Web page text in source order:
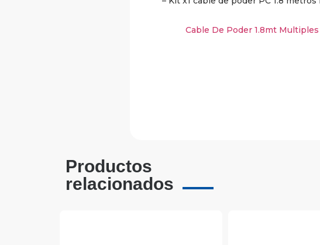
Cable De Poder 1.8mt
Productos
relacionados